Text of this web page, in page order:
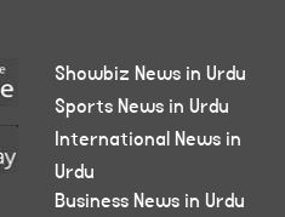
Showbiz News in Urdu
Sports News in Urdu
International News in
Urdu
Business News in Urdu